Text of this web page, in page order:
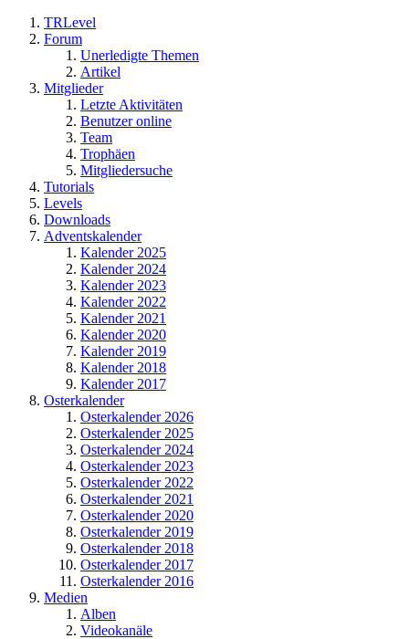
TRLevel
Forum
Unerledigte Themen
Artikel
Mitglieder
Letzte Aktivitäten
Benutzer online
Team
Trophäen
Mitgliedersuche
Tutorials
Levels
Downloads
Adventskalender
Kalender 2025
Kalender 2024
Kalender 2023
Kalender 2022
Kalender 2021
Kalender 2020
Kalender 2019
Kalender 2018
Kalender 2017
Osterkalender
Osterkalender 2026
Osterkalender 2025
Osterkalender 2024
Osterkalender 2023
Osterkalender 2022
Osterkalender 2021
Osterkalender 2020
Osterkalender 2019
Osterkalender 2018
Osterkalender 2017
Osterkalender 2016
Medien
Alben
Videokanäle